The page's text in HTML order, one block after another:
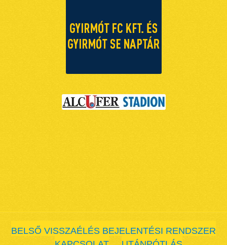
BELSŐ VISSZAÉLÉS BEJELENTÉSI RENDSZER